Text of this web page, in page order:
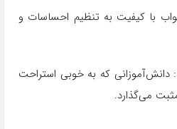
با کیفیت به تنظیم احساسات و
دانش‌آموزانی که به خوبی استراحت
می‌گذارد.